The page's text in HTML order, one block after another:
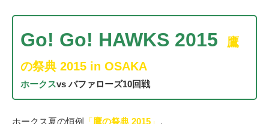
Go! Go! HAWKS 2015
鷹
の祭典 2015 in OSAKA
ホークスvs バファローズ10回戦
ホークス夏の恒例 「鷹の祭典 2015 」
。